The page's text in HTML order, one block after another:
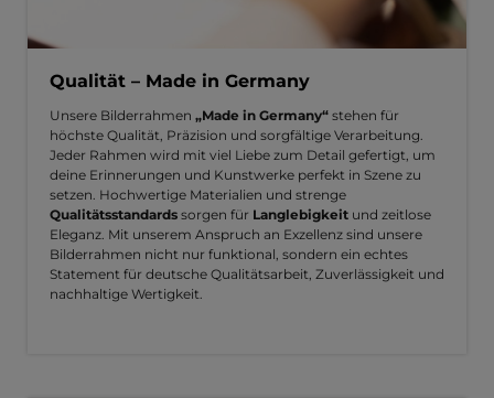
Qualität – Made in Germany
Unsere Bilderrahmen „Made in Germany“ stehen für
höchste Qualität, Präzision und sorgfältige Verarbeitung.
Jeder Rahmen wird mit viel Liebe zum Detail gefertigt, um
deine Erinnerungen und Kunstwerke perfekt in Szene zu
setzen. Hochwertige Materialien und strenge
Qualitätsstandards sorgen für Langlebigkeit und zeitlose
Eleganz. Mit unserem Anspruch an Exzellenz sind unsere
Bilderrahmen nicht nur funktional, sondern ein echtes
Statement für deutsche Qualitätsarbeit, Zuverlässigkeit und
nachhaltige Wertigkeit.